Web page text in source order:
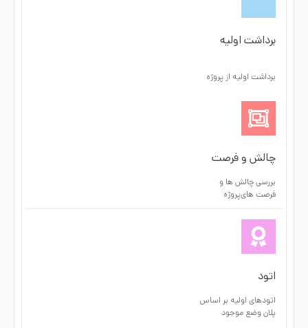
برداشت اولیه
برداشت اولیه از پروژه
چالش و فرصت
بررسی چالش ها و
فرصت های‌پروژه
اتود
اتودهای اولیه بر اساس
پلان وضع موجود